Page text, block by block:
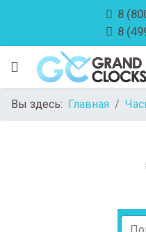
8
8
Вы здесь: Главная